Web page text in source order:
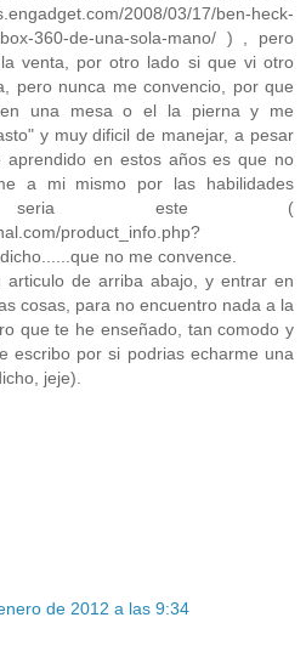
2008/03/17/ben-heck-
360-de-una-sola-mano/ ) , pero
venta, por otro lado si que vi otro
pero nunca me convencio, por que
una mesa o el la pierna y me
y muy dificil de manejar, a pesar
en estos años es que no
a mi mismo por las habilidades
seria este (
product_info.php?
no me convence.
articulo de arriba abajo, y entrar en
cosas, para no encuentro nada a la
que te he enseñado, tan comodo y
escribo por si podrias echarme una
jeje).
de 2012 a las 9:34